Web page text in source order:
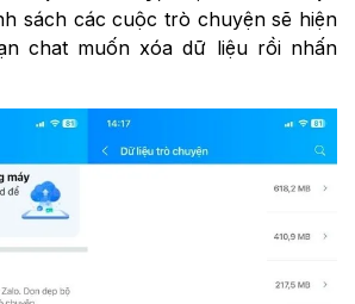
sách các cuộc trò chuyện sẽ hiện
chat muốn xóa dữ liệu rồi nhấn